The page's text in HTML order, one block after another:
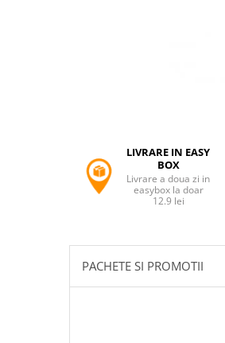
Prastii profesionale de vanatoare
Rucsacuri si huse
ARTICOLE SUPORTERI
SPORTURI DE ECHIPA
LIVRARE IN EASY
BOX
Livrare a doua zi in
easybox la doar
12.9 lei
PACHETE SI PROMOTII